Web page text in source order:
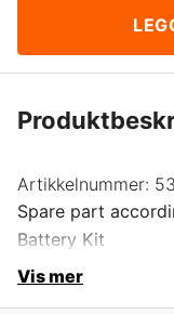
Artikkelnummer:
Spare part
Battery Kit
Vis mer